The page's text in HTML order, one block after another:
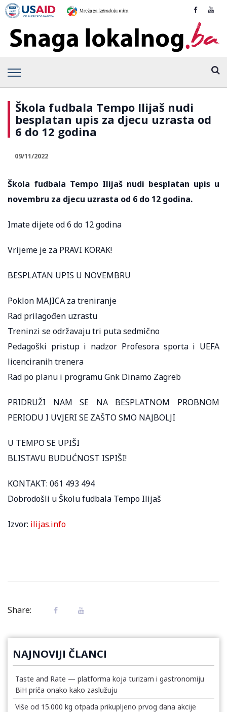
Škola fudbala Tempo Ilijaš nudi
besplatan upis za djecu uzrasta od
6 do 12 godina
09/11/2022
Škola fudbala Tempo Ilijaš nudi besplatan upis u
novembru za djecu uzrasta od 6 do 12 godina.
Imate dijete od 6 do 12 godina
Vrijeme je za PRAVI KORAK!
BESPLATAN UPIS U NOVEMBRU
Poklon MAJICA za treniranje
Rad prilagođen uzrastu
Treninzi se održavaju tri puta sedmično
Pedagoški pristup i nadzor Profesora sporta i UEFA
licenciranih trenera
Rad po planu i programu Gnk Dinamo Zagreb
PRIDRUŽI NAM SE NA BESPLATNOM PROBNOM
PERIODU I UVJERI SE ZAŠTO SMO NAJBOLJI
U TEMPO SE UPIŠI
BLISTAVU BUDUĆNOST ISPIŠI!
KONTAKT: 061 493 494
Dobrodošli u Školu fudbala Tempo Ilijaš
Izvor: ilijas.info
Share:
NAJNOVIJI ČLANCI
Taste and Rate — platforma koja turizam i gastronomiju
BiH priča onako kako zaslužuju
Više od 15.000 kg otpada prikupljeno prvog dana akcije